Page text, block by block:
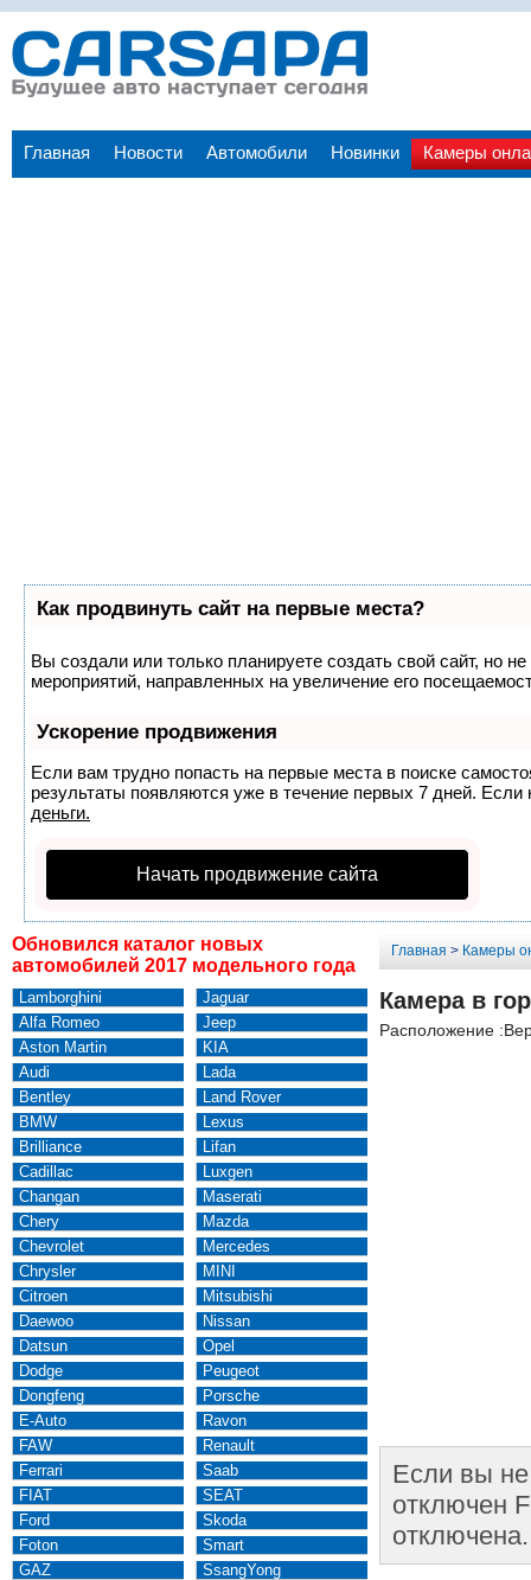
Главная Новости Автомобили Новинки Камеры
Как продвинуть сайт на первые места?
Вы создали или только планируете создать свой сайт, но
мероприятий, направленных на увеличение его
Ускорение продвижения
Если вам трудно попасть на первые места в поиске
результаты появляются уже в течение первых 7 дней.
деньги.
Начать продвижение сайта
Обновился каталог новых
автомобилей 2017 модельного года
Lamborghini
Alfa Romeo
Aston Martin
Audi
Bentley
BMW
Brilliance
Cadillac
Changan
Chery
Chevrolet
Chrysler
Citroen
Daewoo
Datsun
Dodge
Dongfeng
E-Auto
FAW
Ferrari
FIAT
Ford
Foton
GAZ
Jaguar
Jeep
KIA
Lada
Land Rover
Lexus
Lifan
Luxgen
Maserati
Mazda
Mercedes
MINI
Mitsubishi
Nissan
Opel
Peugeot
Porsche
Ravon
Renault
Saab
SEAT
Skoda
Smart
SsangYong
Главная > Камеры
Камера в
Расположение
Если вы не
отключен
отключена.